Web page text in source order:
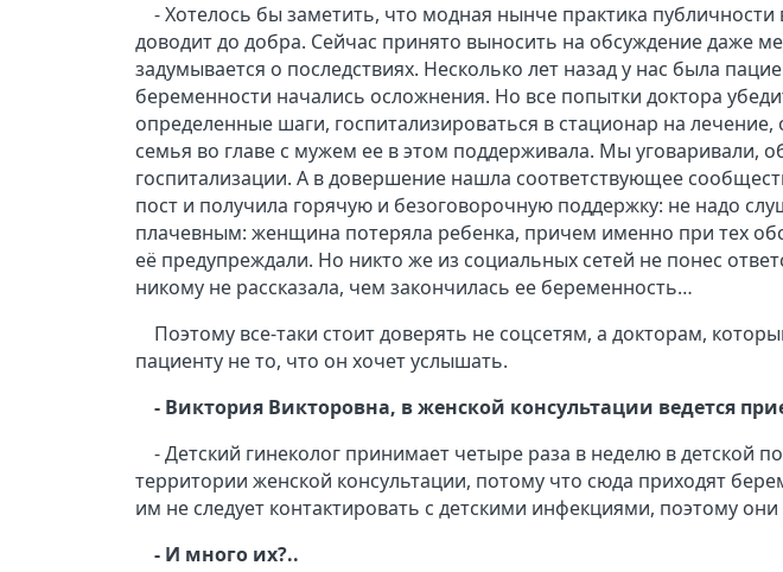
- Хотелось бы заметить, что модная нынче практика публичности
доводит до добра. Сейчас принято выносить на обсуждение даже
задумывается о последствиях. Несколько лет назад у нас была
беременности начались осложнения. Но все попытки доктора
определенные шаги, госпитализироваться в стационар на
семья во главе с мужем ее в этом поддерживала. Мы уговаривали,
госпитализации. А в довершение нашла соответствующее
пост и получила горячую и безоговорочную поддержку: не надо
плачевным: женщина потеряла ребенка, причем именно при тех
её предупреждали. Но никто же из социальных сетей не понес
никому не рассказала, чем закончилась ее беременность…
Поэтому все-таки стоит доверять не соцсетям, а докторам,
пациенту не то, что он хочет услышать.
- Виктория Викторовна, в женской консультации ведется
- Детский гинеколог принимает четыре раза в неделю в детской
территории женской консультации, потому что сюда приходят
им не следует контактировать с детскими инфекциями, поэтому
- И много их?..